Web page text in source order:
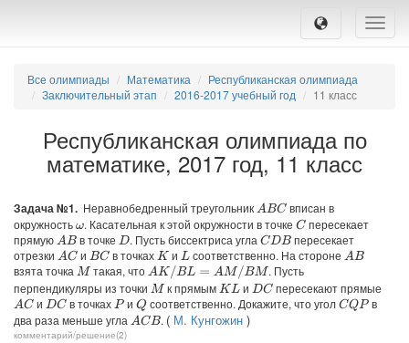
Toggle
Все олимпиады Математика
Республиканская олимпиада
Заключительный этап
2016-2017 учебный год 11 класс
Республиканская олимпиада по
математике, 2017 год, 11 класс
Задача №1. Неравнобедренный треугольникABC
вписан в
окружностьω. Касательная к этой окружности в точкеC пересекает
прямуюAB в точке D . Пусть биссектриса углаCDB
пересекает
отрезки AC и BC в точкахK и L соответственно. На стороне AB
взята точка M такая, чтоAK/BL=AM/B M
. Пусть
перпендикуляры из точки M к прямымKL и DC пересекают прямые
AC и DC в точкахP иQсоответственно. Докажите, что уголCQP
в
два раза меньше угла ACB . ( М. Кунгожин )
комментарий/решение(2)